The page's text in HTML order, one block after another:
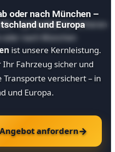
oder nach München –
und Europa
ist unsere Kernleistung.
Fahrzeug sicher und
Transporte versichert – in
und Europa.
anfordern→